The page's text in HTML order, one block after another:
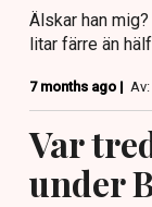
Älskar han
litar färre än
7 months ago | Av:
Var
under